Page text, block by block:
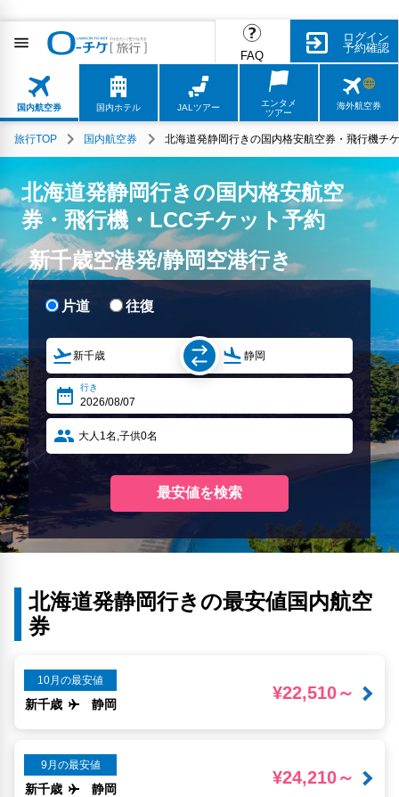
FAQ
ログイン
予約確認
国内航空券 国内ホテル JALツアー
エンタメ
ツアー
海外航空券
旅行TOP 国内航空券 北海道発静岡行きの国内格安航空券・飛行機チ
北海道発静岡行きの国内格安航空
券・飛行機・LCCチケット予約
新千歳空港発/静岡空港行き
北海道発静岡行きの最安値国内航空
券
10月の最安値
新千歳 静岡
¥22,510～
9月の最安値
新千歳 静岡
¥24,210～